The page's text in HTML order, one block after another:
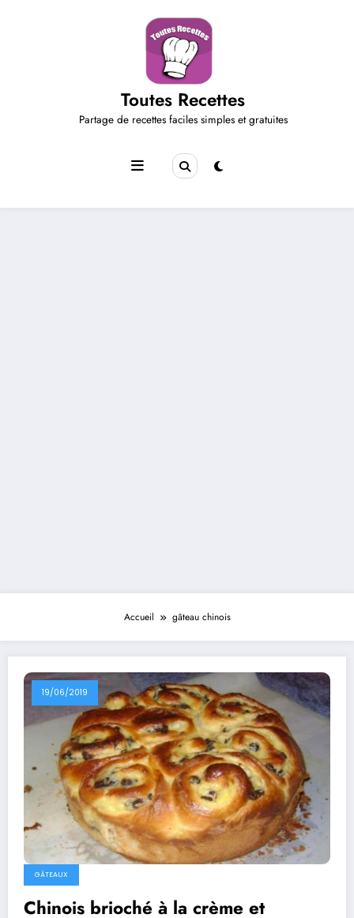
Toutes Recettes
Partage de recettes faciles simples et gratuites
Accueil gâteau chinois
19/06/2019
GÂTEAUX
Chinois brioché à la crème et